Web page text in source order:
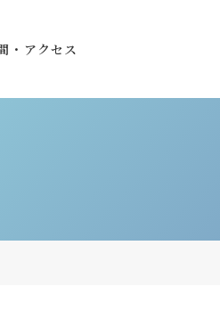
・アクセス